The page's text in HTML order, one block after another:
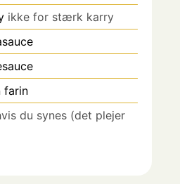
ikke for stærk karry
farin
du synes (det plejer